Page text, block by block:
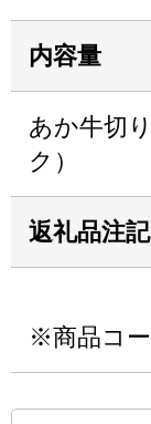
内容量
あか牛切
ク）
返礼品注記
※商品コー